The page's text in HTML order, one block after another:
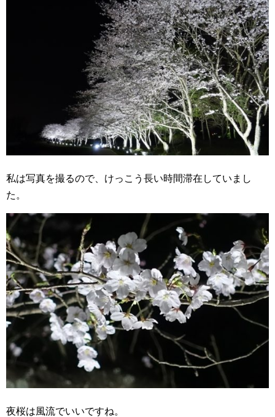
私は写真を撮るので、けっこう長い時間滞在していまし
た。
夜桜は風流でいいですね。